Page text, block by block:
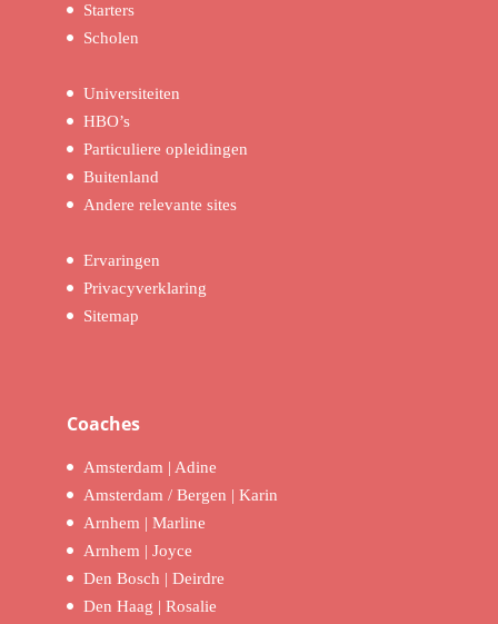
Starters
Scholen
Universiteiten
HBO’s
Particuliere opleidingen
Buitenland
Andere relevante sites
Ervaringen
Privacyverklaring
Sitemap
Coaches
Amsterdam | Adine
Amsterdam / Bergen | Karin
Arnhem | Marline
Arnhem | Joyce
Den Bosch | Deirdre
Den Haag | Rosalie